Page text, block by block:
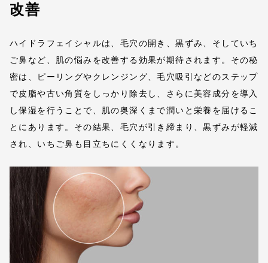
改善
ハイドラフェイシャルは、毛穴の開き、黒ずみ、そしていち
ご鼻など、肌の悩みを改善する効果が期待されます。その秘
密は、ピーリングやクレンジング、毛穴吸引などのステップ
で皮脂や古い角質をしっかり除去し、さらに美容成分を導入
し保湿を行うことで、肌の奥深くまで潤いと栄養を届けるこ
とにあります。その結果、毛穴が引き締まり、黒ずみが軽減
され、いちご鼻も目立ちにくくなります。